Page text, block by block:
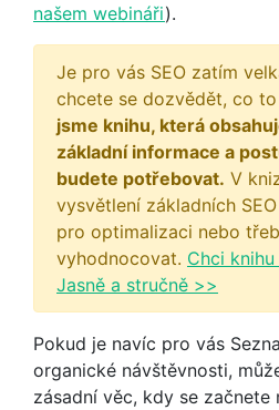
našem webináři).
Je pro vás SEO zatím
chcete se dozvědět, co
jsme knihu, která
základní informace a
budete potřebovat. V
vysvětlení základních
pro optimalizaci nebo
vyhodnocovat. Chci
Jasně a stručně >>
Pokud je navíc pro vás
organické návštěvnosti,
zásadní věc, kdy se začnete